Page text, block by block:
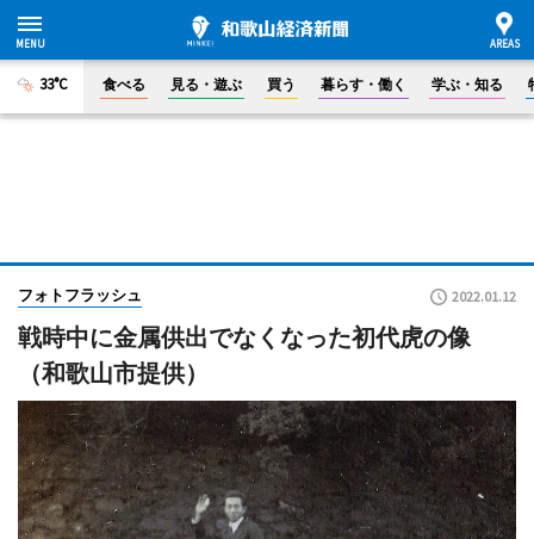
33°C 食べる 見る・遊ぶ 買う 暮らす・働く 学ぶ・知る
フォトフラッシュ 2022.01.12
戦時中に金属供出でなくなった初代虎の像
（和歌山市提供）